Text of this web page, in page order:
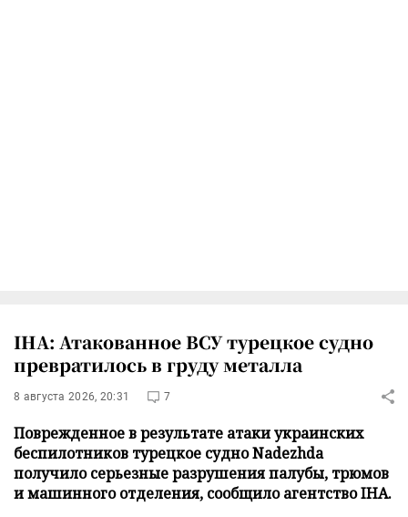
IHA: Атакованное ВСУ турецкое судно
превратилось в груду металла
8 августа 2026, 20:31 7
Поврежденное в результате атаки украинских
беспилотников турецкое судно Nadezhda
получило серьезные разрушения палубы, трюмов
и машинного отделения, сообщило агентство IHA.